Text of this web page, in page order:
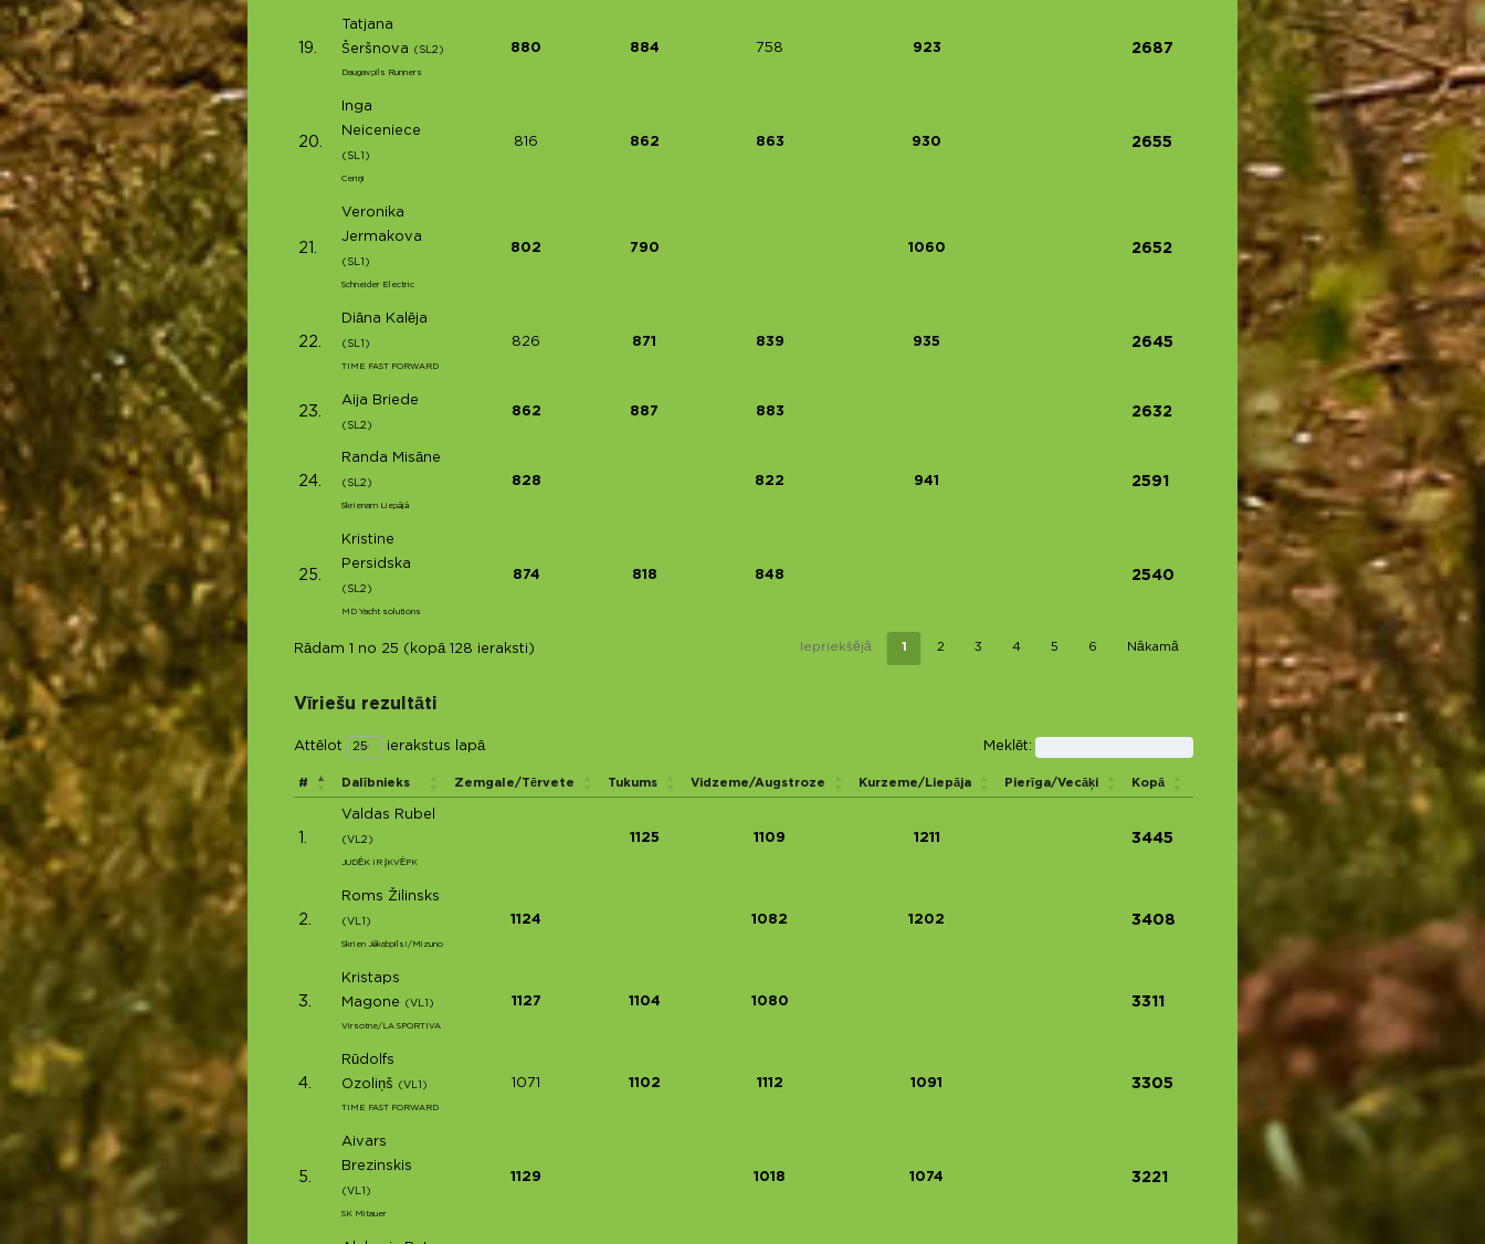
19.
Tatjana
Šeršnova
(SL2)
Daugavpils Runners
880 884 758 923 2687
20.
Inga
Neiceniece
(SL1)
Ceriņi
816 862 863 930 2655
21.
Veronika
Jermakova
(SL1)
Schneider Electric
802 790 1060 2652
22.
Diāna Kalēja
(SL1)
TIME FAST FORWARD
826 871 839 935 2645
23.
Aija Briede
(SL2)
862 887 883 2632
24.
Randa Misāne
(SL2)
Skrienam Liepājā
828 822 941 2591
25.
Kristine
Persidska
(SL2)
MD Yacht solutions
874 818 848 2540
Rādam 1 no 25 (kopā 128 ieraksti) Iepriekšējā 1 2 3 4 5 6 Nākamā
Vīriešu rezultāti
Attēlot ierakstus lapā Meklēt:
# Dalībnieks Zemgale/Tērvete Tukums Vidzeme/Augstroze Kurzeme/Liepāja Pierīga/Vecāķi Kopā
1.
Valdas Rubel
(VL2)
JUDĖK IR ĮKVĖPK
1125 1109 1211 3445
2.
Roms Žilinsks
(VL1)
Skrien Jēkabpils!/Mizuno
1124 1082 1202 3408
3.
Kristaps
Magone
(VL1)
Virsotne/LA SPORTIVA
1127 1104 1080 3311
4.
Rūdolfs
Ozoliņš
(VL1)
TIME FAST FORWARD
1071 1102 1112 1091 3305
5.
Aivars
Brezinskis
(VL1)
SK Mitauer
1129 1018 1074 3221